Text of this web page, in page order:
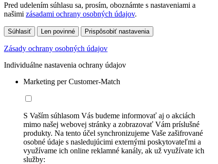
Pred udelením súhlasu sa, prosím, oboznámte s nastaveniami a
našimi zásadami ochrany osobných údajov.
Súhlasiť Len povinné Prispôsobiť nastavenia
Zásady ochrany osobných údajov
Individuálne nastavenia ochrany údajov
Marketing per Customer-Match
S Vaším súhlasom Vás budeme informovať aj o akciách
mimo našej webovej stránky a zobrazovať Vám príslušné
produkty. Na tento účel synchronizujeme Vaše zašifrované
osobné údaje s nasledujúcimi externými poskytovateľmi a
využívame ich online reklamné kanály, ak už využívate ich
služby: